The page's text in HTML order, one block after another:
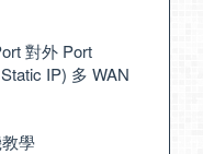
對外 Port
IP) 多 WAN
學